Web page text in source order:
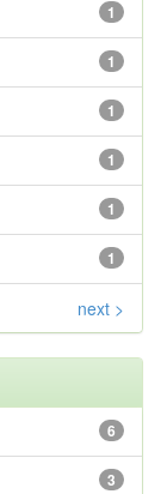
1
1
1
1
1
1
next >
6
3